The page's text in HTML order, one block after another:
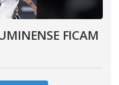
FICAM